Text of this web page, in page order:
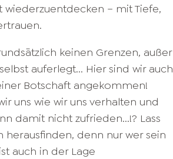
wiederzuentdecken – mit Tiefe,
keinen Grenzen, außer
auferlegt... Hier sind wir auch
Botschaft angekommen!
uns wie wir uns verhalten und
damit nicht zufrieden...!? Lass
herausfinden, denn nur wer sein
auch in der Lage